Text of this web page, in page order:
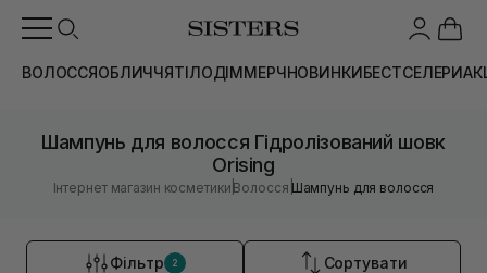
ВОЛОССЯОБЛИЧЧЯТІЛОДІММЕРЧНОВИНКИБЕСТСЕЛЕРИ
Шампунь для волосся Гідролізований шовк
Orising
Інтернет магазин косметики |Волосся |Шампунь для волосся
Фільтр 2 Сортувати